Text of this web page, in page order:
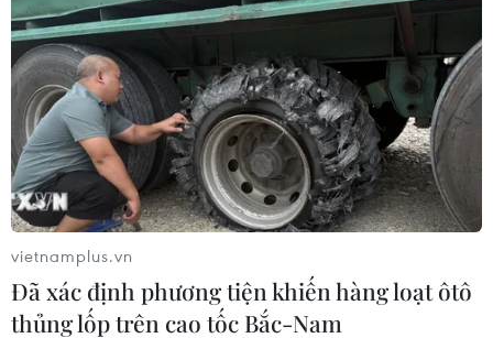
vietnamplus.vn
Đã xác định phương tiện khiến hàng loạt ôtô
thủng lốp trên cao tốc Bắc-Nam